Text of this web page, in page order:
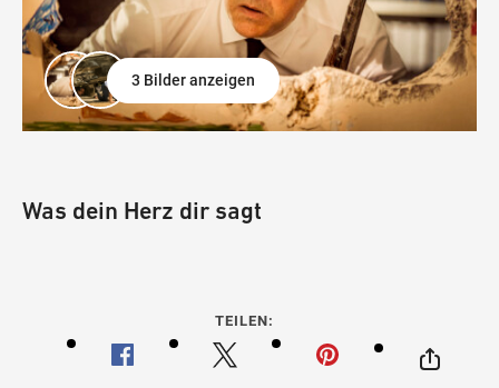
3 Bilder anzeigen
Was dein Herz dir sagt
TEILEN: